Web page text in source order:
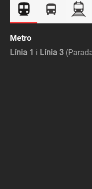
Metro
Línia 1 i Línia 3